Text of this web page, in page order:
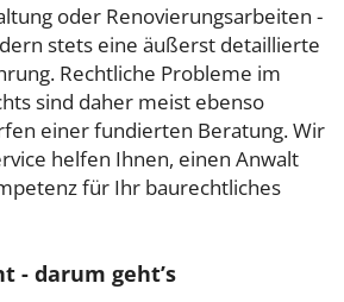
oder Renovierungsarbeiten -
stets eine äußerst detaillierte
Rechtliche Probleme im
sind daher meist ebenso
einer fundierten Beratung. Wir
helfen Ihnen, einen Anwalt
für Ihr baurechtliches
- darum geht’s